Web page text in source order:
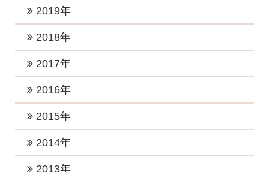
2025年2月 (2)
2025年1月 (2)
2024年6月 (3)
2024年4月 (2)
2024年3月 (2)
2024年2月 (1)
2023年5月 (1)
2023年4月 (2)
2023年2月 (2)
2023年1月 (5)
2022年8月 (1)
2022年7月 (4)
2022年6月 (1)
2022年4月 (1)
2022年3月 (1)
2022年2月 (2)
2022年1月 (2)
2021年8月 (2)
2021年7月 (1)
2021年6月 (4)
2021年5月 (1)
2021年2月 (2)
2021年1月 (3)
2020年12月 (2)
2020年10月 (2)
2020年8月 (3)
2020年7月 (2)
2020年5月 (2)
2020年3月 (4)
2019年
2019年12月 (2)
2019年10月 (3)
2019年7月 (3)
2019年5月 (1)
2019年4月 (2)
2018年
2018年12月 (2)
2018年10月 (1)
2018年8月 (3)
2018年7月 (1)
2018年6月 (2)
2017年
2017年12月 (3)
2017年10月 (4)
2017年9月 (4)
2016年
2016年12月 (4)
2016年10月 (4)
2015年
2015年12月 (2)
2014年
2014年12月 (2)
2013年